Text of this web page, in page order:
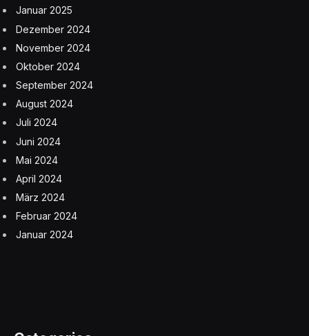
Januar 2025
Dezember 2024
November 2024
Oktober 2024
September 2024
August 2024
Juli 2024
Juni 2024
Mai 2024
April 2024
März 2024
Februar 2024
Januar 2024